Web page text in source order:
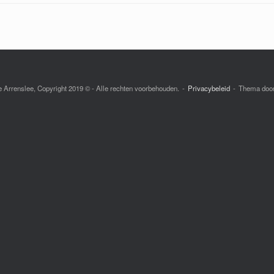
Arrenslee, Copyright 2019 © - Alle rechten voorbehouden. Privacybeleid Thema